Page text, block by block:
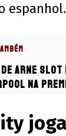
espanhol.
de Arne
na